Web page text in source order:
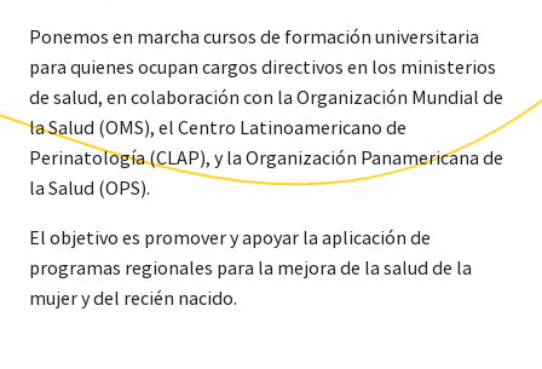
Ponemos en marcha cursos de formación universitaria
para quienes ocupan cargos directivos en los ministerios
de salud, en colaboración con la Organización Mundial de
la Salud (OMS), el Centro Latinoamericano de
Perinatología (CLAP), y la Organización Panamericana de
la Salud (OPS).
El objetivo es promover y apoyar la aplicación de
programas regionales para la mejora de la salud de la
mujer y del recién nacido.